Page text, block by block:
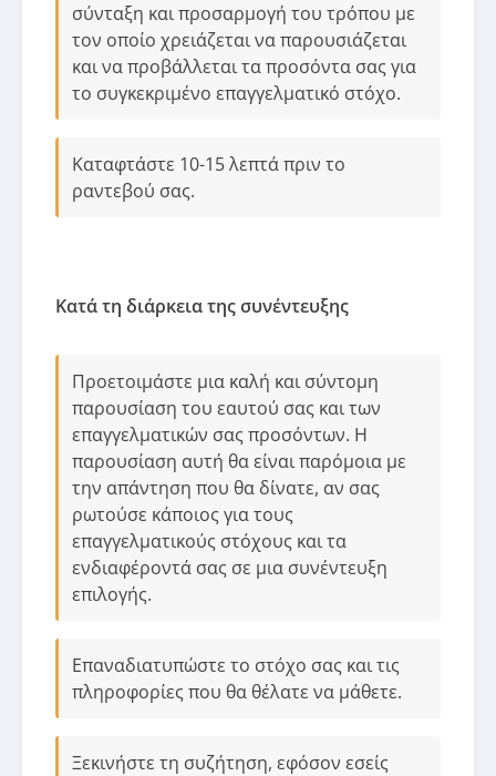
σύνταξη και προσαρμογή του τρόπου με
τον οποίο χρειάζεται να παρουσιάζεται
και να προβάλλεται τα προσόντα σας για
το συγκεκριμένο επαγγελματικό στόχο.
Καταφτάστε 10-15 λεπτά πριν το
ραντεβού σας.
Κατά τη διάρκεια της συνέντευξης
Προετοιμάστε μια καλή και σύντομη
παρουσίαση του εαυτού σας και των
επαγγελματικών σας προσόντων. Η
παρουσίαση αυτή θα είναι παρόμοια με
την απάντηση που θα δίνατε, αν σας
ρωτούσε κάποιος για τους
επαγγελματικούς στόχους και τα
ενδιαφέροντά σας σε μια συνέντευξη
επιλογής.
Επαναδιατυπώστε το στόχο σας και τις
πληροφορίες που θα θέλατε να μάθετε.
Ξεκινήστε τη συζήτηση, εφόσον εσείς